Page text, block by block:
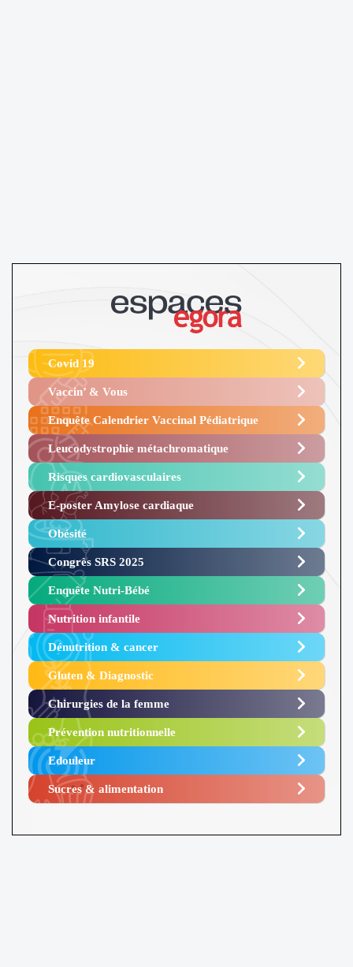
Covid 19
Vaccin’ & Vous
Enquête Calendrier Vaccinal Pédiatrique
Leucodystrophie métachromatique
Risques cardiovasculaires
E-poster Amylose cardiaque ​
Obésité ​
Congrès SRS 2025 ​
Enquête Nutri-Bébé ​
Nutrition infantile
Dénutrition & cancer
Gluten & Diagnostic
Chirurgies de la femme
Prévention nutritionnelle
Edouleur​
Sucres & alimentation​